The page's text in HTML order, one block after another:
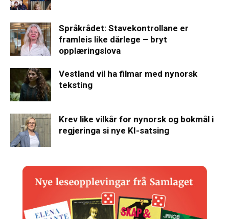
Språkrådet: Stavekontrollane er
framleis like dårlege – bryt
opplæringslova
Vestland vil ha filmar med nynorsk
teksting
Krev like vilkår for nynorsk og bokmål i
regjeringa si nye KI-satsing